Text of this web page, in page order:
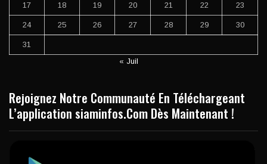
17 18 19 20 21 22 23
24 25 26 27 28 29 30
31
« Juil
Rejoignez Notre Communauté En Téléchargeant
L’application siaminfos.Com Dès Maintenant !